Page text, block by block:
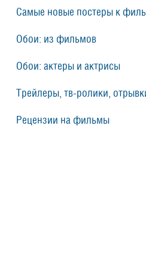
Самые новые постеры к
Обои: из фильмов
Обои: актеры и актрисы
Трейлеры, тв-ролики,
Рецензии на фильмы